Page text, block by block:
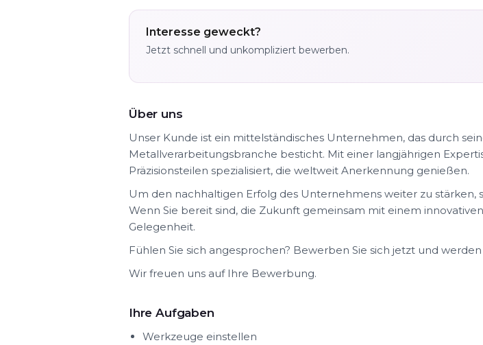
Interesse geweckt?
Jetzt schnell und unkompliziert bewerben.
Über uns
Unser Kunde ist ein mittelständisches Unternehmen, das durch
Metallverarbeitungsbranche besticht. Mit einer langjährigen
Präzisionsteilen spezialisiert, die weltweit Anerkennung genießen.
Um den nachhaltigen Erfolg des Unternehmens weiter zu
Wenn Sie bereit sind, die Zukunft gemeinsam mit einem
Gelegenheit.
Fühlen Sie sich angesprochen? Bewerben Sie sich jetzt und
Wir freuen uns auf Ihre Bewerbung.
Ihre Aufgaben
Werkzeuge einstellen